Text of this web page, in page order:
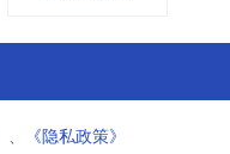
、 《隐私政策》